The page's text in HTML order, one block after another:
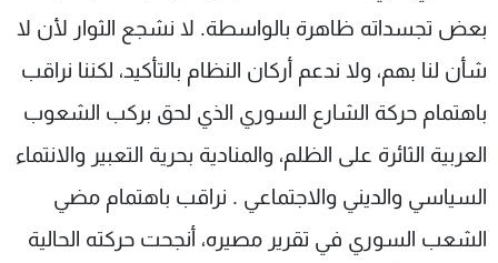
بعض تجسداته ظاهرة بالواسطة. لا نشجع الثوار لأن لا
شأن لنا بهم، ولا ندعم أركان النظام بالتأكيد، لكننا نراقب
باهتمام حركة الشارع السوري الذي لحق بركب الشعوب
العربية الثائرة على الظلم، والمنادية بحرية التعبير والانتماء
السياسي والديني والاجتماعي . نراقب باهتمام مضي
الشعب السوري في تقرير مصيره، أنجحت حركته الحالية